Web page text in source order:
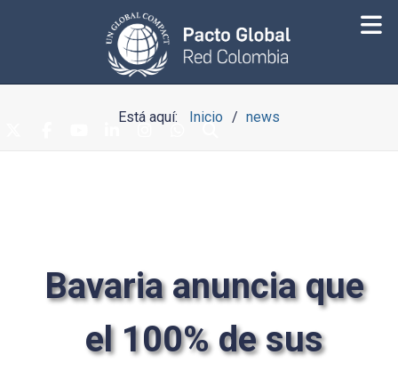
Está aquí: Inicio news
Bavaria anuncia que
el 100% de sus